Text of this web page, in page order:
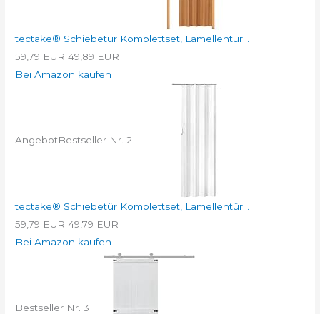
tectake® Schiebetür Komplettset, Lamellentür...
59,79 EUR 49,89 EUR
Bei Amazon kaufen
AngebotBestseller Nr. 2
tectake® Schiebetür Komplettset, Lamellentür...
59,79 EUR 49,79 EUR
Bei Amazon kaufen
Bestseller Nr. 3